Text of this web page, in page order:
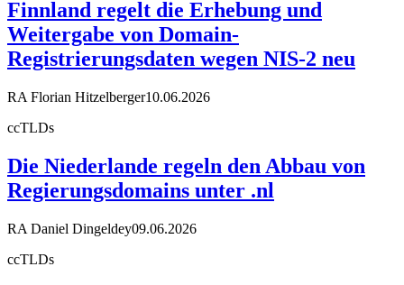
Finnland regelt die Erhebung und
Weitergabe von Domain-
Registrierungsdaten wegen NIS-2 neu
RA Florian Hitzelberger10.06.2026
ccTLDs
Die Niederlande regeln den Abbau von
Regierungsdomains unter .nl
RA Daniel Dingeldey09.06.2026
ccTLDs